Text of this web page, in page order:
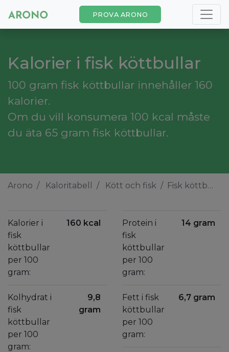
PROVA ARONO
Kalorier i fisk köttbullar
100 gram fisk köttbullar innehåller 160
kalorier.
Om du vill konsumera 100 kcal måste
du äta 65 gram fisk köttbullar.
Arono Kaloritabell Kött och fisk Fisk köttbullar
Kalorier i
fisk
köttbullar
per 100
gram:
160 kcal
Kolhydrat i
fisk
köttbullar
per 100
gram:
9,8
gram
Protein i
fisk
köttbullar
per 100
gram:
14 gram
Fett i fisk
köttbullar
per 100
gram:
6,7 gram